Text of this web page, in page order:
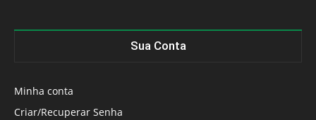
Sua Conta
Minha conta
Criar/Recuperar Senha